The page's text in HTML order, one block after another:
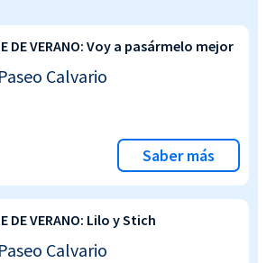
DE VERANO: Voy a pasármelo mejor
Paseo Calvario
Saber más
DE VERANO: Lilo y Stich
Paseo Calvario